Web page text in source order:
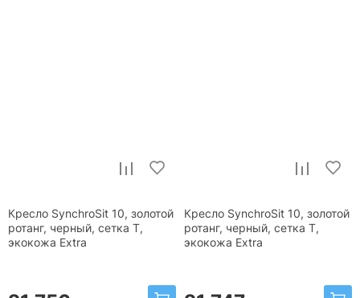
Кресло SynchroSit 10, золотой
ротанг, черный, сетка T,
экокожа Extra
Кресло SynchroSit 10, золотой
ротанг, черный, сетка T,
экокожа Extra